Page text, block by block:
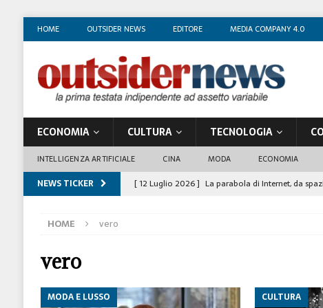
HOME OUTSIDER NEWS EDITORE MEDIA COMPANY 4.0
ECONOMIA CULTURA TECNOLOGIA
INTELLIGENZA ARTIFICIALE CINA MODA ECONOMIA
NEWS TICKER [ 12 Luglio 2026 ] La parabola di Internet, da
Fabio Di Venosa:
ECONOMIA
HOME vero
vero
MODA E LUSSO CULTURA